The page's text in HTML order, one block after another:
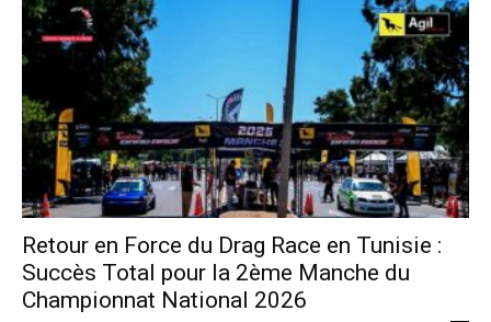
Retour en Force du Drag Race en Tunisie :
Succès Total pour la 2ème Manche du
Championnat National 2026